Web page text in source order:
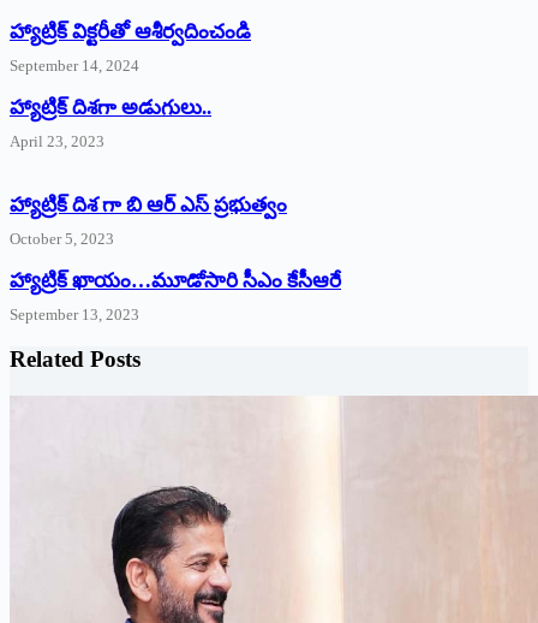
హ్యాట్రిక్‌ ‌విక్టరీతో ఆశీర్వదించండి
September 14, 2024
‌హ్యాట్రిక్‌ ‌దిశగా అడుగులు..
April 23, 2023
హ్యాట్రిక్ దిశ గా బి ఆర్ ఎస్ ప్రభుత్వం
October 5, 2023
హ్యాట్రిక్‌ ‌ఖాయం…మూడోసారి సీఎం కేసీఆరే
September 13, 2023
Related Posts